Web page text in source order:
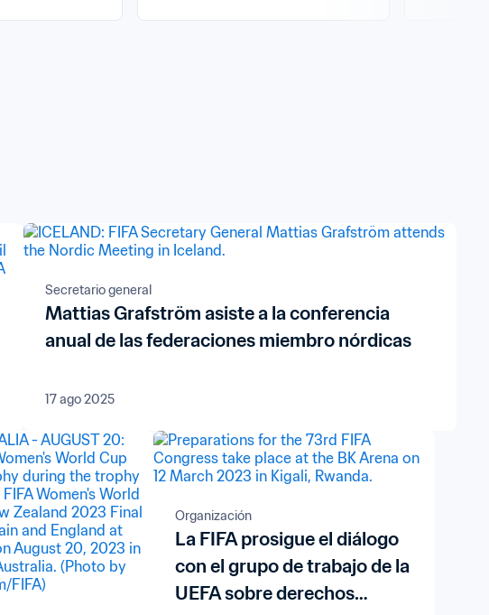
Secretario general
Mattias Grafström asiste a la conferencia
anual de las federaciones miembro nórdicas
17 ago 2025
Organización
La FIFA prosigue el diálogo
con el grupo de trabajo de la
UEFA sobre derechos